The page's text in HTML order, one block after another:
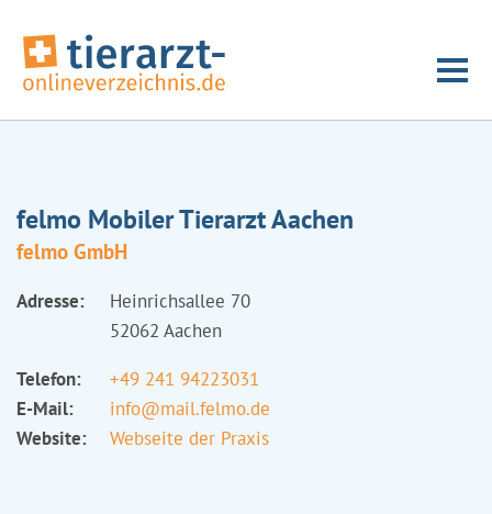
felmo Mobiler Tierarzt Aachen
felmo GmbH
Adresse:
Heinrichsallee 70
52062 Aachen
Telefon:
+49 241 94223031
E-Mail:
info@mail.felmo.de
Website:
Webseite der Praxis